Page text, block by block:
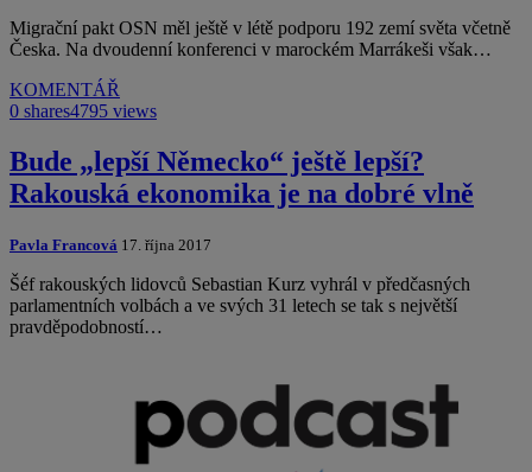
Migrační pakt OSN měl ještě v létě podporu 192 zemí světa včetně
Česka. Na dvoudenní konferenci v marockém Marrákeši však…
KOMENTÁŘ
0 shares4795 views
Bude „lepší Německo“ ještě lepší?
Rakouská ekonomika je na dobré vlně
Pavla Francová 17. října 2017
Šéf rakouských lidovců Sebastian Kurz vyhrál v předčasných
parlamentních volbách a ve svých 31 letech se tak s největší
pravděpodobností…